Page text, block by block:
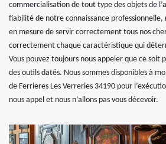
commercialisation de tout type des objets de
fiabilité de notre connaissance
en mesure de servir correctement tous nos
correctement chaque caractéristique qui
Vous pouvez toujours nous appeler que ce soit
des outils datés. Nous sommes disponibles à
de Ferrieres Les Verreries 34190 pour
nous appel et nous n’allons pas vous décevoir.